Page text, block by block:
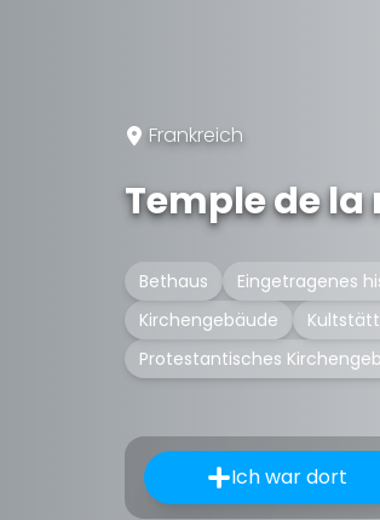
Frankreich
Temple de
Bethaus Eingetragenes
Kirchengebäude
Protestantisches
Ich war dort